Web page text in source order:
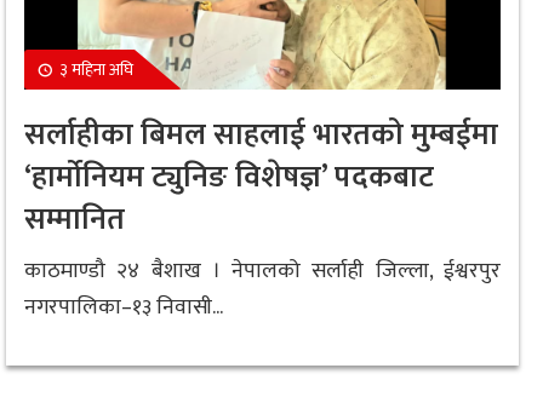
३ महिना अघि
सर्लाहीका बिमल साहलाई भारतको मुम्बईमा
‘हार्मोनियम ट्युनिङ विशेषज्ञ’ पदकबाट
सम्मानित
काठमाण्डौ २४ बैशाख । नेपालको सर्लाही जिल्ला, ईश्वरपुर
नगरपालिका–१३ निवासी...